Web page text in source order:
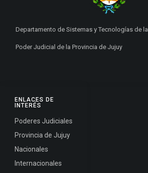
ENLACES DE
INTERÉS
Poderes Judiciales
Provincia de Jujuy
Nacionales
Internacionales
Departamento de Sistemas y Tecnologías de
Poder Judicial de la Provincia de Jujuy